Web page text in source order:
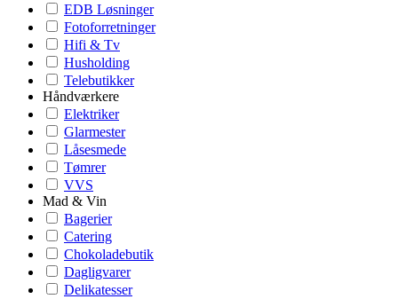
EDB Løsninger
Fotoforretninger
Hifi & Tv
Husholding
Telebutikker
Håndværkere
Elektriker
Glarmester
Låsesmede
Tømrer
VVS
Mad & Vin
Bagerier
Catering
Chokoladebutik
Dagligvarer
Delikatesser